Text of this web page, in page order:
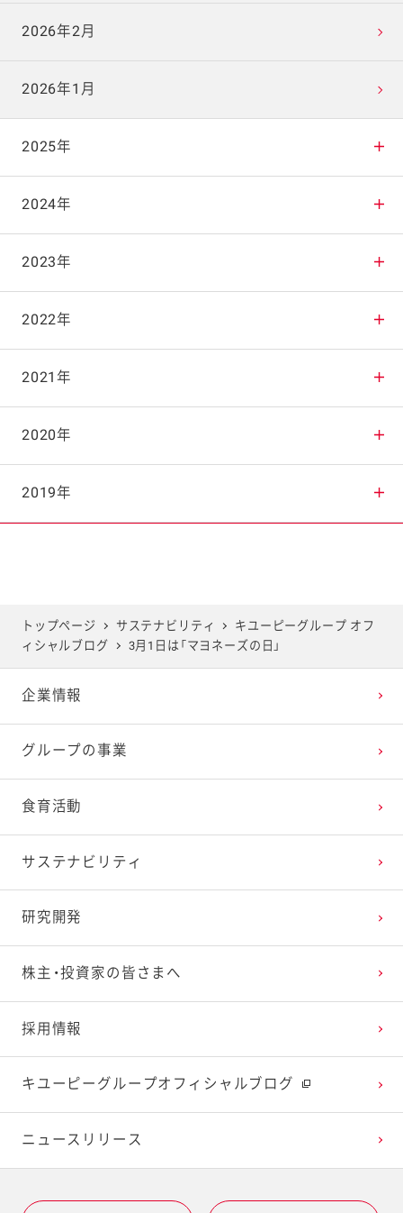
2026年2月
2026年1月
2025年
2025年12月
2025年11月
2025年10月
2025年9月
2025年8月
2025年7月
2025年4月
2025年3月
2025年2月
2025年1月
2024年
2024年12月
2024年11月
2024年10月
2024年9月
2024年8月
2024年5月
2024年4月
2024年3月
2024年2月
2023年
2023年12月
2023年11月
2023年10月
2023年9月
2023年6月
2023年5月
2023年4月
2023年3月
2022年
2022年12月
2022年11月
2022年10月
2022年7月
2022年6月
2022年5月
2022年4月
2021年
2021年12月
2021年11月
2021年8月
2021年7月
2021年6月
2021年5月
2020年
2020年12月
2020年9月
2020年8月
2020年7月
2020年6月
2019年
2019年10月
2019年9月
2019年8月
2019年7月
トップページ サステナビリティ
キユーピーグループ オフ
ィシャルブログ
3月1日は「マヨネーズの日」
企業情報
グループの事業
食育活動
サステナビリティ
研究開発
株主・投資家の皆さまへ
採用情報
キユーピーグループオフィシャルブログ
ニュースリリース